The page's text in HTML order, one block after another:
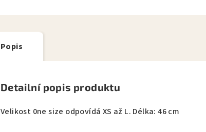
Popis
Detailní popis produktu
Velikost 0ne size odpovídá XS až L. Délka: 46 cm